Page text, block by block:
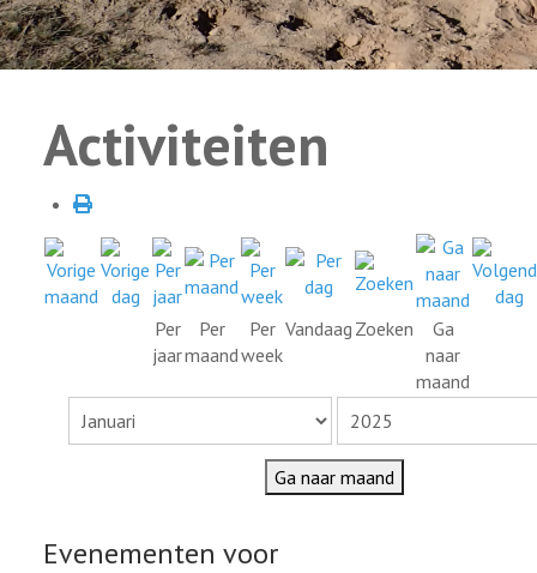
Activiteiten
Per
jaar
Per
maand
Per
week
Vandaag Zoeken
Ga
naar
maand
Ga naar maand
Evenementen voor